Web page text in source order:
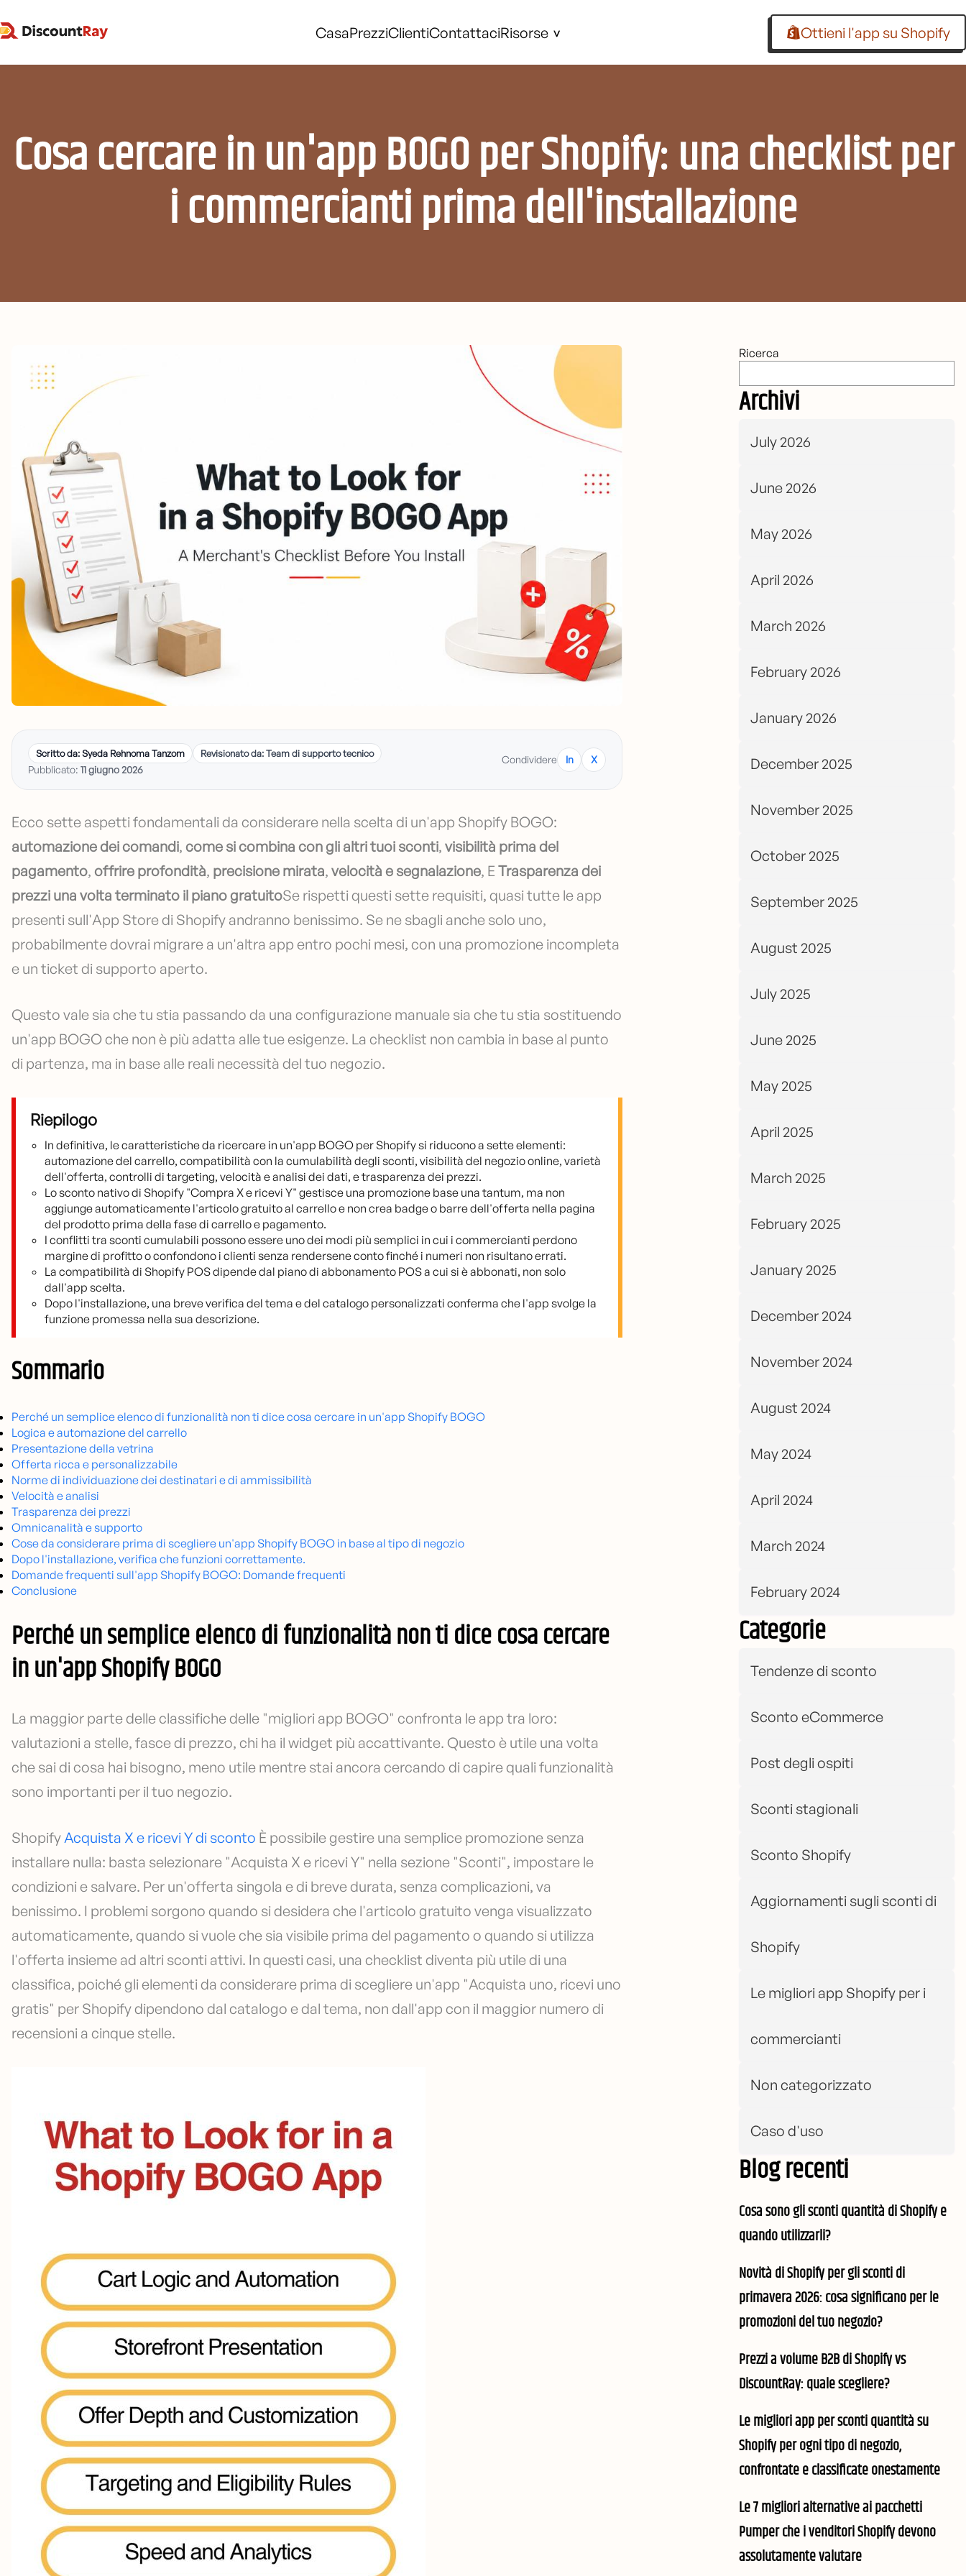
CasaPrezziClientiContattaciRisorse Ottieni l'app su Shopify
Cosa cercare in un'app BOGO per Shopify: una checklist per
i commercianti prima dell'installazione
Ricerca
Archivi
July 2026
June 2026
May 2026
April 2026
March 2026
February 2026
January 2026
December 2025
November 2025
October 2025
September 2025
August 2025
July 2025
June 2025
May 2025
April 2025
March 2025
February 2025
January 2025
December 2024
November 2024
August 2024
May 2024
April 2024
March 2024
February 2024
Categorie
Tendenze di sconto
Sconto eCommerce
Post degli ospiti
Sconti stagionali
Sconto Shopify
Aggiornamenti sugli sconti di
Shopify
Le migliori app Shopify per i
commercianti
Non categorizzato
Caso d'uso
Blog recenti
Cosa sono gli sconti quantità di Shopify e
quando utilizzarli?
Novità di Shopify per gli sconti di
primavera 2026: cosa significano per le
promozioni del tuo negozio?
Prezzi a volume B2B di Shopify vs
DiscountRay: quale scegliere?
Le migliori app per sconti quantità su
Shopify per ogni tipo di negozio,
confrontate e classificate onestamente
Le 7 migliori alternative ai pacchetti
Pumper che i venditori Shopify devono
assolutamente valutare
Scritto da: Syeda Rehnoma Tanzom Revisionato da: Team di supporto tecnico
Pubblicato: 11 giugno 2026
Condividere In X
Ecco sette aspetti fondamentali da considerare nella scelta di un'app Shopify BOGO:
automazione dei comandi, come si combina con gli altri tuoi sconti, visibilità prima del
pagamento, offrire profondità, precisione mirata, velocità e segnalazione, ETrasparenza dei
prezzi una volta terminato il piano gratuitoSe rispetti questi sette requisiti, quasi tutte le app
presenti sull'App Store di Shopify andranno benissimo. Se ne sbagli anche solo uno,
probabilmente dovrai migrare a un'altra app entro pochi mesi, con una promozione incompleta
e un ticket di supporto aperto.
Questo vale sia che tu stia passando da una configurazione manuale sia che tu stia sostituendo
un'app BOGO che non è più adatta alle tue esigenze. La checklist non cambia in base al punto
di partenza, ma in base alle reali necessità del tuo negozio.
Riepilogo
In definitiva, le caratteristiche da ricercare in un'app BOGO per Shopify si riducono a sette elementi:
automazione del carrello, compatibilità con la cumulabilità degli sconti, visibilità del negozio online, varietà
dell'offerta, controlli di targeting, velocità e analisi dei dati, e trasparenza dei prezzi.
Lo sconto nativo di Shopify "Compra X e ricevi Y" gestisce una promozione base una tantum, ma non
aggiunge automaticamente l'articolo gratuito al carrello e non crea badge o barre dell'offerta nella pagina
del prodotto prima della fase di carrello e pagamento.
I conflitti tra sconti cumulabili possono essere uno dei modi più semplici in cui i commercianti perdono
margine di profitto o confondono i clienti senza rendersene conto finché i numeri non risultano errati.
La compatibilità di Shopify POS dipende dal piano di abbonamento POS a cui si è abbonati, non solo
dall'app scelta.
Dopo l'installazione, una breve verifica del tema e del catalogo personalizzati conferma che l'app svolge la
funzione promessa nella sua descrizione.
Sommario
Perché un semplice elenco di funzionalità non ti dice cosa cercare in un'app Shopify BOGO
Logica e automazione del carrello
Presentazione della vetrina
Offerta ricca e personalizzabile
Norme di individuazione dei destinatari e di ammissibilità
Velocità e analisi
Trasparenza dei prezzi
Omnicanalità e supporto
Cose da considerare prima di scegliere un'app Shopify BOGO in base al tipo di negozio
Dopo l'installazione, verifica che funzioni correttamente.
Domande frequenti sull'app Shopify BOGO: Domande frequenti
Conclusione
Perché un semplice elenco di funzionalità non ti dice cosa cercare
in un'app Shopify BOGO
La maggior parte delle classifiche delle "migliori app BOGO" confronta le app tra loro:
valutazioni a stelle, fasce di prezzo, chi ha il widget più accattivante. Questo è utile una volta
che sai di cosa hai bisogno, meno utile mentre stai ancora cercando di capire quali funzionalità
sono importanti per il tuo negozio.
ShopifyAcquista X e ricevi Y di sconto È possibile gestire una semplice promozione senza
installare nulla: basta selezionare "Acquista X e ricevi Y" nella sezione "Sconti", impostare le
condizioni e salvare. Per un'offerta singola e di breve durata, senza complicazioni, va
benissimo. I problemi sorgono quando si desidera che l'articolo gratuito venga visualizzato
automaticamente, quando si vuole che sia visibile prima del pagamento o quando si utilizza
l'offerta insieme ad altri sconti attivi. In questi casi, una checklist diventa più utile di una
classifica, poiché gli elementi da considerare prima di scegliere un'app "Acquista uno, ricevi uno
gratis" per Shopify dipendono dal catalogo e dal tema, non dall'app con il maggior numero di
recensioni a cinque stelle.